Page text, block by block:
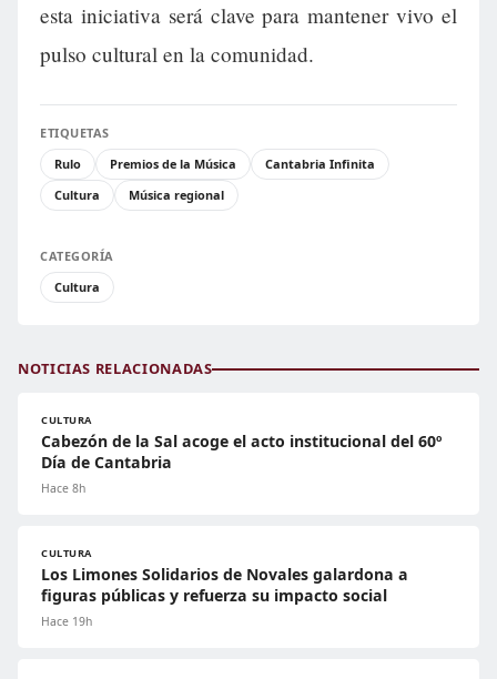
esta iniciativa será clave para mantener vivo el
pulso cultural en la comunidad.
ETIQUETAS
Rulo
Premios de la Música
Cantabria Infinita
Cultura
Música regional
CATEGORÍA
Cultura
NOTICIAS RELACIONADAS
CULTURA
Cabezón de la Sal acoge el acto institucional del 60º
Día de Cantabria
Hace 8h
CULTURA
Los Limones Solidarios de Novales galardona a
figuras públicas y refuerza su impacto social
Hace 19h